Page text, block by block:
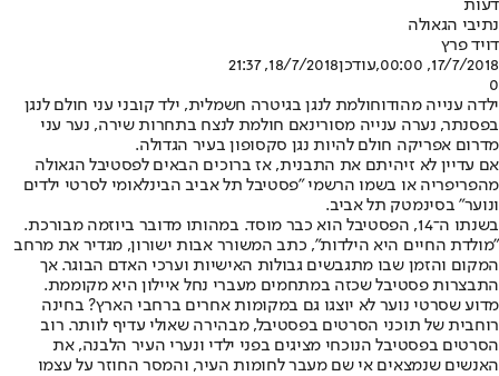
דעות
נתיבי הגאולה
דויד פרץ
17/7/2018, 00:00
,עודכן18/7/2018, 21:37
0
ילדה ענייה מהודוחולמת לנגן בגיטרה חשמלית, ילד קובני עני חולם לנגן
בפסנתר, נערה ענייה מסורינאם חולמת לנצח בתחרות שירה, נער עני
מדרום אפריקה חולם להיות נגן סקסופון בעיר הגדולה.
אם עדיין לא זיהיתם את התבנית, אז ברוכים הבאים לפסטיבל הגאולה
מהפריפריה או בשמו הרשמי "פסטיבל תל אביב הבינלאומי לסרטי ילדים
ונוער" בסינמטק תל אביב.
בשנתו ה־14, הפסטיבל הוא כבר מוסד. במהותו מדובר ביוזמה מבורכת.
"מולדת החיים היא הילדות", כתב המשורר אבות ישורון, מגדיר את מרחב
המקום והזמן שבו מתגבשים גבולות האישיות וערכי האדם הבוגר. אך
התבצרות פסטיבל שכזה במתחמים מעברי נחל איילון היא מקוממת.
מדוע שסרטי נוער לא יוצגו גם במקומות אחרים ברחבי הארץ? בחינה
רוחבית של תוכני הסרטים בפסטיבל, מבהירה שאולי עדיף לוותר. רוב
הסרטים בפסטיבל הנוכחי מציגים בפני ילדי ונערי העיר הלבנה, את
האנשים שנמצאים אי שם מעבר לחומות העיר, והמסר החוזר על עצמו